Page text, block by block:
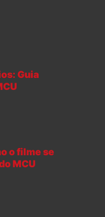
Guia
o filme se
MCU